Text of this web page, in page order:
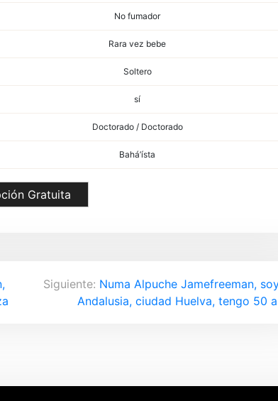
No fumador
Rara vez bebe
Soltero
sí
Doctorado / Doctorado
Bahá’ísta
Gratuita
Siguiente: Numa Alpuche Jamefreeman,
Andalusia, ciudad Huelva, tengo 50